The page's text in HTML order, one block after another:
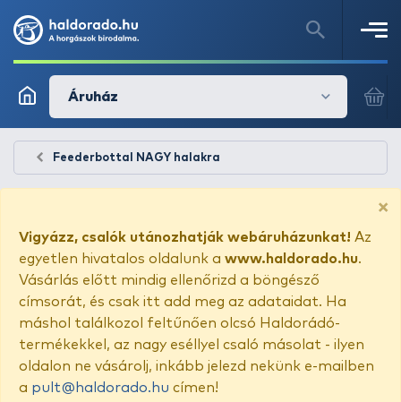
Áruház
Feederbottal NAGY halakra
×
Vigyázz, csalók utánozhatják webáruházunkat! Az
egyetlen hivatalos oldalunk a www.haldorado.hu.
Vásárlás előtt mindig ellenőrizd a böngésző
címsorát, és csak itt add meg az adataidat. Ha
máshol találkozol feltűnően olcsó Haldorádó-
termékekkel, az nagy eséllyel csaló másolat - ilyen
oldalon ne vásárolj, inkább jelezd nekünk e-mailben
a pult@haldorado.hu címen!